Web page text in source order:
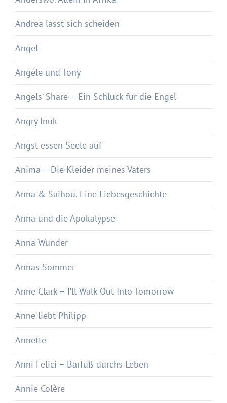
Andrea lässt sich scheiden
Angel
Angèle und Tony
Angels‘ Share – Ein Schluck für die Engel
Angry Inuk
Angst essen Seele auf
Anima – Die Kleider meines Vaters
Anna & Saihou. Eine Liebesgeschichte
Anna und die Apokalypse
Anna Wunder
Annas Sommer
Anne Clark – I’ll Walk Out Into Tomorrow
Anne liebt Philipp
Annette
Anni Felici – Barfuß durchs Leben
Annie Colère